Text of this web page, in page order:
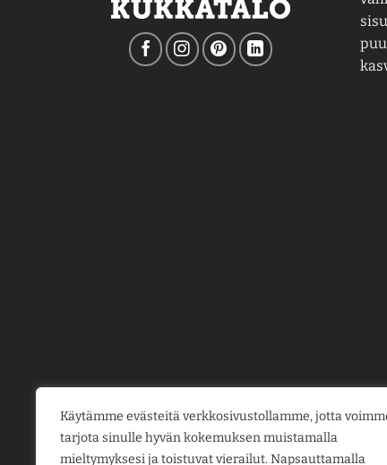
Käytämme evästeitä verkkosivustollamme, jotta
tarjota sinulle hyvän kokemuksen muistamalla
mieltymyksesi ja toistuvat vierailut. Napsauttamalla